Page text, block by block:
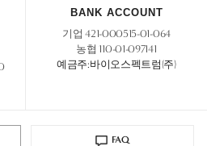
BANK ACCOUNT
기업 421-000515-01-064
농협 110-01-097141
예금주:바이오스펙트럼(주)
FAQ